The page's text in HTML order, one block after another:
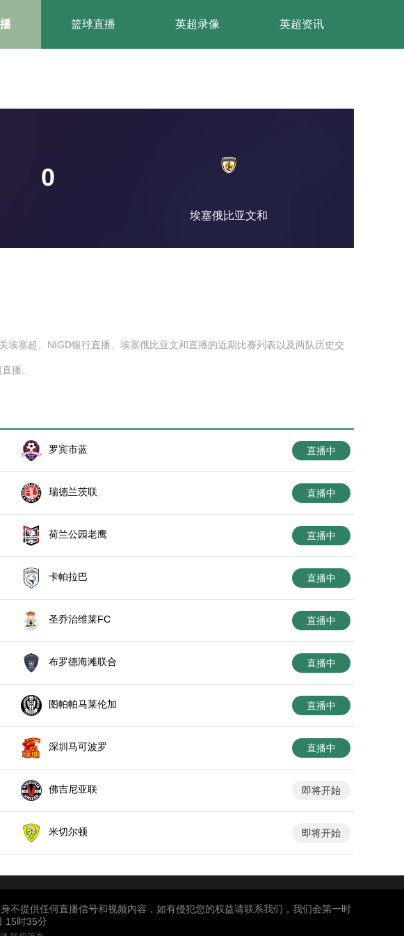
篮球直播 英超录像 英超资讯
0
埃塞俄比亚文和
塞超、NIGD银行直播、埃塞俄比亚文和直播的近期比赛列表以及两队历史交
播。
罗宾市蓝 直播中
瑞德兰茨联 直播中
荷兰公园老鹰 直播中
卡帕拉巴 直播中
圣乔治维莱FC 直播中
布罗德海滩联合 直播中
图帕帕马莱伦加 直播中
深圳马可波罗 直播中
佛吉尼亚联 即将开始
米切尔顿 即将开始
不提供任何直播信号和视频内容，如有侵犯您的权益请联系我们，我们会第一时
15时35分